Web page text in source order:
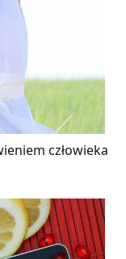
człowieka